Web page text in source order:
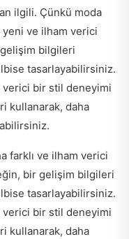
ilgili. Çünkü moda
ve ilham verici
bilgileri
tasarlayabilirsiniz.
verici bir stil deneyimi
kullanarak, daha
farklı ve ilham verici
bir gelişim bilgileri
tasarlayabilirsiniz.
verici bir stil deneyimi
kullanarak, daha